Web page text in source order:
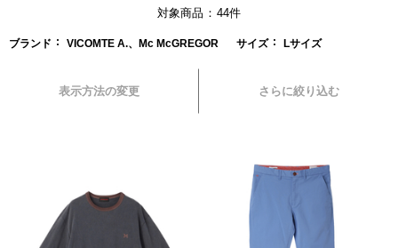
対象商品 44件
ブランド VICOMTE A.、Mc McGREGOR サイズ Lサイズ
表示方法の変更 さらに絞り込む